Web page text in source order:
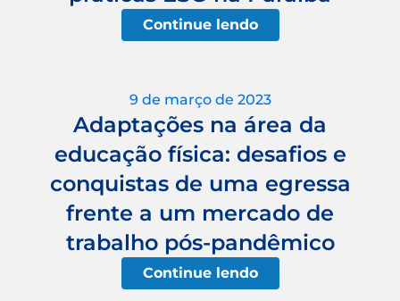
Continue lendo
9 de março de 2023
Adaptações na área da
educação física: desafios e
conquistas de uma egressa
frente a um mercado de
trabalho pós-pandêmico
Continue lendo